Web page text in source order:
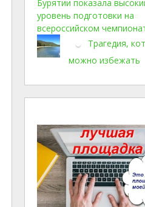
Бурятии показала
уровень подготовки на
всероссийском
Трагедия,
можно избежать